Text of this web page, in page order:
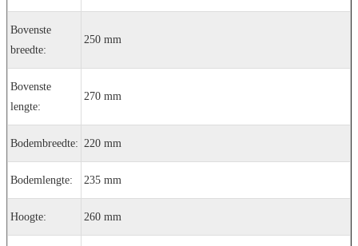
Bovenste
breedte:
250 mm
Bovenste
lengte:
270 mm
Bodembreedte: 220 mm
Bodemlengte: 235 mm
Hoogte: 260 mm